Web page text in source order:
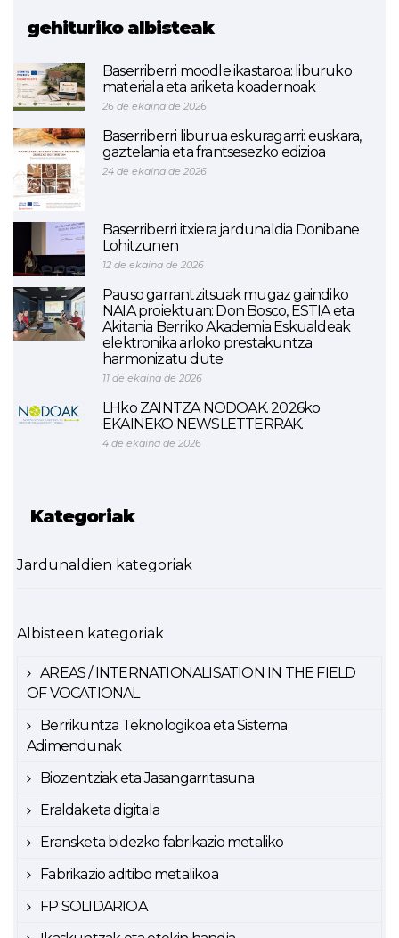
gehituriko albisteak
Baserriberri moodle ikastaroa: liburuko
materiala eta ariketa koadernoak
26 de ekaina de 2026
Baserriberri liburua eskuragarri: euskara,
gaztelania eta frantsesezko edizioa
24 de ekaina de 2026
Baserriberri itxiera jardunaldia Donibane
Lohitzunen
12 de ekaina de 2026
Pauso garrantzitsuak mugaz gaindiko
NAIA proiektuan: Don Bosco, ESTIA eta
Akitania Berriko Akademia Eskualdeak
elektronika arloko prestakuntza
harmonizatu dute
11 de ekaina de 2026
LHko ZAINTZA NODOAK. 2026ko
EKAINEKO NEWSLETTERRAK.
4 de ekaina de 2026
Kategoriak
Jardunaldien kategoriak
Albisteen kategoriak
AREAS / INTERNATIONALISATION IN THE FIELD
OF VOCATIONAL
Berrikuntza Teknologikoa eta Sistema
Adimendunak
Biozientziak eta Jasangarritasuna
Eraldaketa digitala
Eransketa bidezko fabrikazio metaliko
Fabrikazio aditibo metalikoa
FP SOLIDARIOA